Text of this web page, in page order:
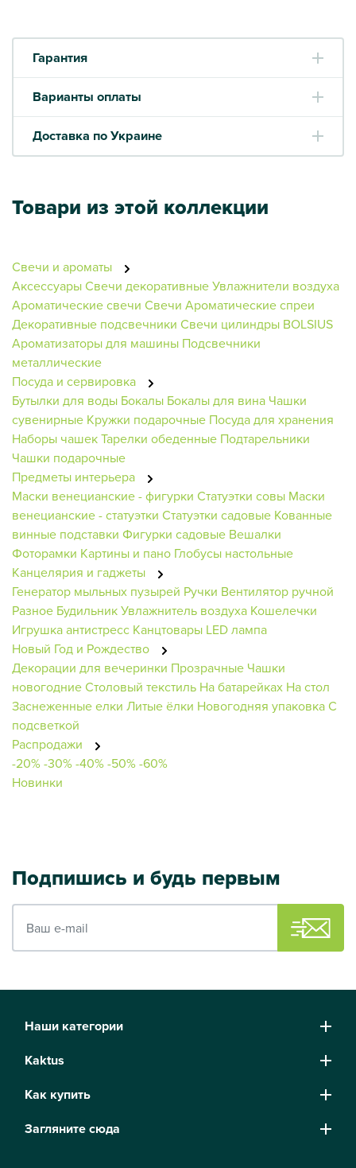
Гарантия
Варианты оплаты
Доставка по Украине
Товари из этой коллекции
Свечи и ароматы
АксессуарыСвечи декоративныеУвлажнители воздуха
Ароматические свечи Свечи Ароматические спреи
Декоративные подсвечники Свечи цилиндры BOLSIUS
Ароматизаторы для машины Подсвечники
металлические
Посуда и сервировка
Бутылки для воды Бокалы Бокалы для вина Чашки
сувенирные Кружки подарочные Посуда для хранения
Наборы чашекТарелки обеденные Подтарельники
Чашки подарочные
Предметы интерьера
Маски венецианские - фигурки Статуэтки совы Маски
венецианские - статуэтки Статуэтки садовые Кованные
винные подставки Фигурки садовые Вешалки
Фоторамки Картины и пано Глобусы настольные
Канцелярия и гаджеты
Генератор мыльных пузырей Ручки Вентилятор ручной
Разное БудильникУвлажнитель воздуха Кошелечки
Игрушка антистресс Канцтовары LED лампа
Новый Год и Рождество
Декорации для вечеринки Прозрачные Чашки
новогодниеСтоловый текстиль На батарейках На стол
Заснеженные елки Литые ёлки Новогодняя упаковкаС
подсветкой
Распродажи
-20%-30%-40%-50%-60%
Новинки
Подпишись и будь первым
Наши категории
Kaktus
Как купить
Загляните сюда